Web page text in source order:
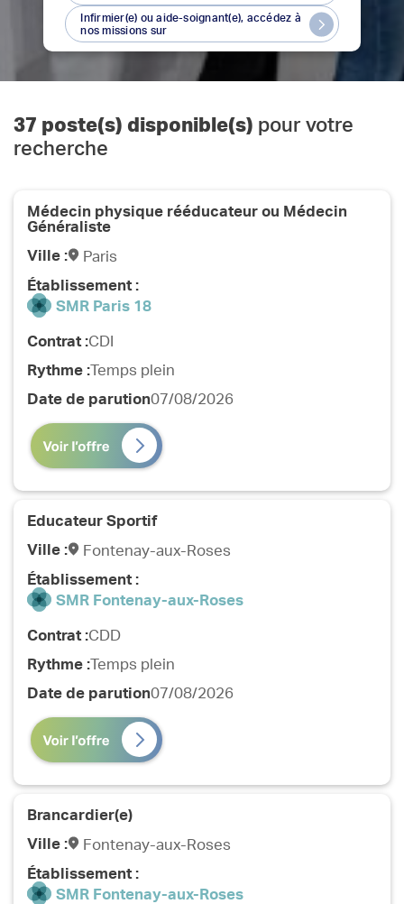
Infirmier(e) ou aide-soignant(e), accédez à
nos missions sur
37 poste(s) disponible(s) pour votre
recherche
Médecin physique rééducateur ou Médecin
Généraliste
Ville :
Paris
Établissement :
SMR Paris 18
Contrat :CDI
Rythme :Temps plein
Date de parution07/08/2026
Educateur Sportif
Ville :
Fontenay-aux-Roses
Établissement :
SMR Fontenay-aux-Roses
Contrat :CDD
Rythme :Temps plein
Date de parution07/08/2026
Brancardier(e)
Ville :
Fontenay-aux-Roses
Établissement :
SMR Fontenay-aux-Roses